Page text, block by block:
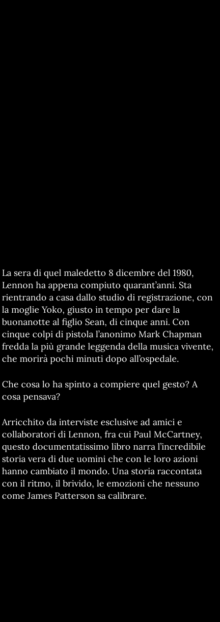
La sera di quel maledetto 8 dicembre del 1980,
Lennon ha appena compiuto quarant’anni. Sta
rientrando a casa dallo studio di registrazione, con
la moglie Yoko, giusto in tempo per dare la
buonanotte al figlio Sean, di cinque anni. Con
cinque colpi di pistola l’anonimo Mark Chapman
fredda la più grande leggenda della musica vivente,
che morirà pochi minuti dopo all’ospedale.
Che cosa lo ha spinto a compiere quel gesto? A
cosa pensava?
Arricchito da interviste esclusive ad amici e
collaboratori di Lennon, fra cui Paul McCartney,
questo documentatissimo libro narra l’incredibile
storia vera di due uomini che con le loro azioni
hanno cambiato il mondo. Una storia raccontata
con il ritmo, il brivido, le emozioni che nessuno
come James Patterson sa calibrare.